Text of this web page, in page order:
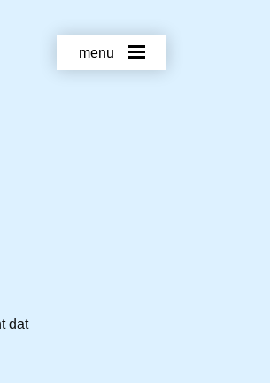
menu
dat